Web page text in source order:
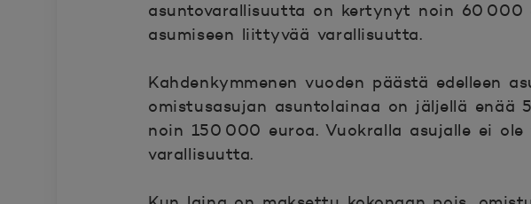
asuntovarallisuutta on kertynyt noin 60 000
asumiseen liittyvää varallisuutta.
Kahdenkymmenen vuoden päästä edelleen
omistusasujan asuntolainaa on jäljellä enää
noin 150 000 euroa. Vuokralla asujalle ei
varallisuutta.